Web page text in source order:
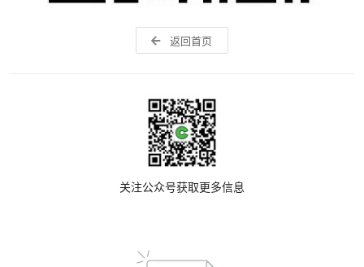
返回首页
关注公众号获取更多信息